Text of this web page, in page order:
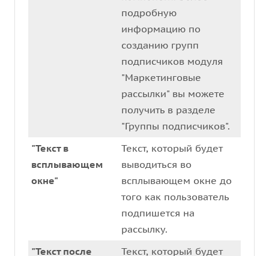
подробную
информацию по
созданию групп
подписчиков модуля
"Маркетинговые
рассылки" вы можете
получить в разделе
"Группы подписчиков".
"Текст в
всплывающем
окне"
Текст, который будет
выводиться во
всплывающем окне до
того как пользователь
подпишется на
рассылку.
"Текст после
Текст, который будет